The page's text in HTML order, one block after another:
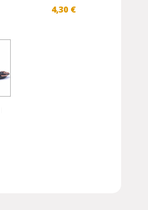
4,30 €